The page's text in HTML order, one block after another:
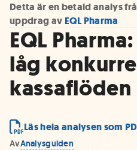
Detta är en betald analys
uppdrag av EQL Pharma
EQL
låg
kassaflöden
Läs hela analysen som
AvAnalysguiden